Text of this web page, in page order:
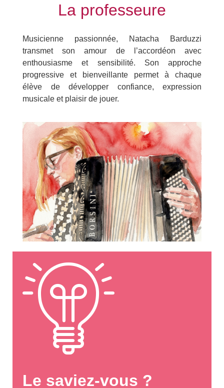
La professeure
Musicienne passionnée, Natacha Barduzzi
transmet son amour de l’accordéon avec
enthousiasme et sensibilité. Son approche
progressive et bienveillante permet à chaque
élève de développer confiance, expression
musicale et plaisir de jouer.
Le saviez-vous ?